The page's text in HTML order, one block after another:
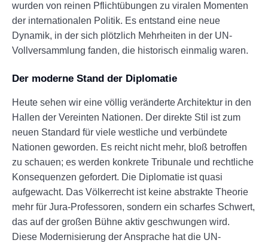
wurden von reinen Pflichtübungen zu viralen Momenten
der internationalen Politik. Es entstand eine neue
Dynamik, in der sich plötzlich Mehrheiten in der UN-
Vollversammlung fanden, die historisch einmalig waren.
Der moderne Stand der Diplomatie
Heute sehen wir eine völlig veränderte Architektur in den
Hallen der Vereinten Nationen. Der direkte Stil ist zum
neuen Standard für viele westliche und verbündete
Nationen geworden. Es reicht nicht mehr, bloß betroffen
zu schauen; es werden konkrete Tribunale und rechtliche
Konsequenzen gefordert. Die Diplomatie ist quasi
aufgewacht. Das Völkerrecht ist keine abstrakte Theorie
mehr für Jura-Professoren, sondern ein scharfes Schwert,
das auf der großen Bühne aktiv geschwungen wird.
Diese Modernisierung der Ansprache hat die UN-